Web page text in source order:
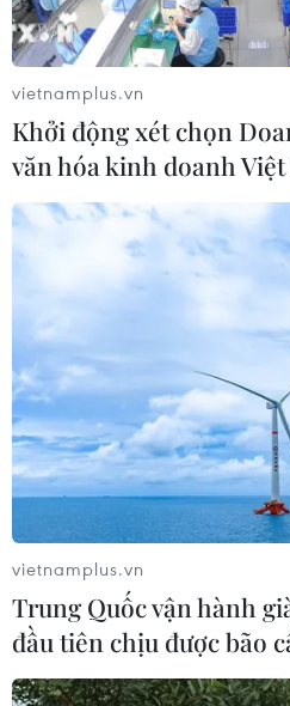
#Vụ cháy #Nhà xưởng
Bắc Giang
Bắc Ninh
TIN LIÊN QUAN
vietnamplus.vn
Khởi động xét chọn
văn hóa kinh doanh Việt
vietnamplus.vn
Trung Quốc vận hành
đầu tiên chịu được bão